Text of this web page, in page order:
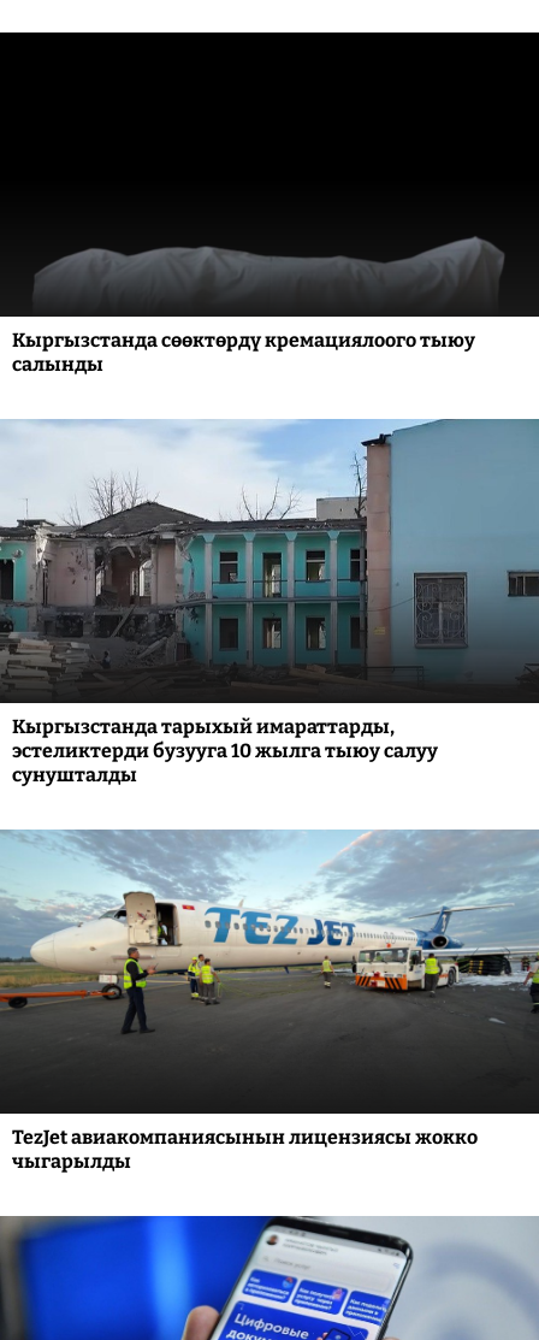
Кыргызстанда сөөктөрдү кремациялоого тыюу
салынды
Кыргызстанда тарыхый имараттарды,
эстеликтерди бузууга 10 жылга тыюу салуу
сунушталды
TezJet авиакомпаниясынын лицензиясы жокко
чыгарылды